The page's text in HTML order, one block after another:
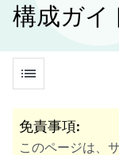
構成ガイ
list
免責事項:
このページは、